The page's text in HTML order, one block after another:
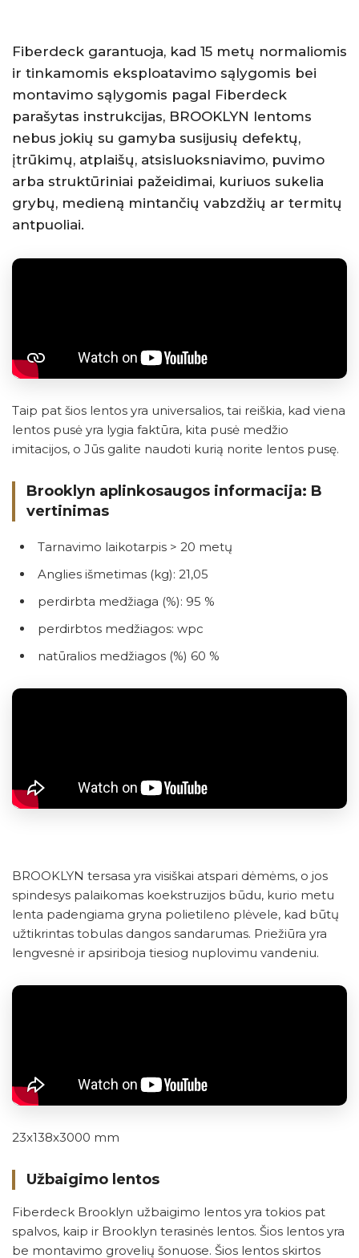
Fiberdeck garantuoja, kad 15 metų normaliomis
ir tinkamomis eksploatavimo sąlygomis bei
montavimo sąlygomis pagal Fiberdeck
parašytas instrukcijas, BROOKLYN lentoms
nebus jokių su gamyba susijusių defektų,
įtrūkimų, atplaišų, atsisluoksniavimo, puvimo
arba struktūriniai pažeidimai, kuriuos sukelia
grybų, medieną mintančių vabzdžių ar termitų
antpuoliai.
Taip pat šios lentos yra universalios, tai reiškia, kad viena
lentos pusė yra lygia faktūra, kita pusė medžio
imitacijos, o Jūs galite naudoti kurią norite lentos pusę.
Brooklyn aplinkosaugos informacija: B
vertinimas
Tarnavimo laikotarpis > 20 metų
Anglies išmetimas (kg): 21,05
perdirbta medžiaga (%): 95 %
perdirbtos medžiagos: wpc
natūralios medžiagos (%) 60 %
BROOKLYN tersasa yra visiškai atspari dėmėms, o jos
spindesys palaikomas koekstruzijos būdu, kurio metu
lenta padengiama gryna polietileno plėvele, kad būtų
užtikrintas tobulas dangos sandarumas. Priežiūra yra
lengvesnė ir apsiriboja tiesiog nuplovimu vandeniu.
23x138x3000 mm
Užbaigimo lentos
Fiberdeck Brooklyn užbaigimo lentos yra tokios pat
spalvos, kaip ir Brooklyn terasinės lentos. Šios lentos yra
be montavimo grovelių šonuose. Šios lentos skirtos